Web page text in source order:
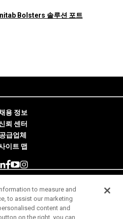
Bolsters 솔루션 포트
용 정보
뢰 센터
공급업체
이트 맵
All Rights Reserved.
용 약관
to measure and
to assist our marketing
content and
on the right, you can